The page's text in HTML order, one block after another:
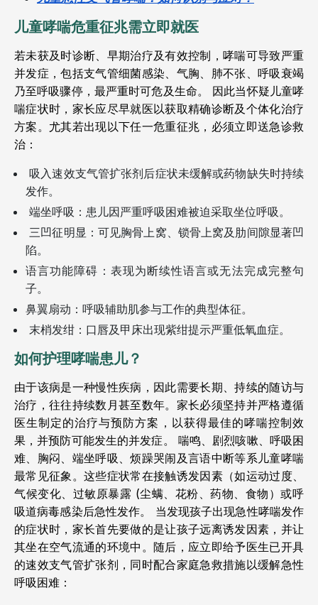
儿童哮喘危重征兆需立即就医
若未获及时诊断、早期治疗及有效控制，哮喘可导致严重
并发症，包括支气管细菌感染、气胸、肺不张、呼吸衰竭
乃至呼吸骤停，最严重时可危及生命。
因此当怀疑儿童哮
喘症状时，家长应尽早就医以获取精确诊断及个体化治疗
方案。尤其若出现以下任一危重征兆，必须立即送急诊救
治：
吸入速效支气管扩张剂后症状未缓解或药物缺失时持续
发作。
端坐呼吸：患儿因严重呼吸困难被迫采取坐位呼吸。
三凹征明显：可见胸骨上窝、锁骨上窝及肋间隙显著凹
陷。
语言功能障碍：表现为断续性语言或无法完成完整句
子。
鼻翼扇动：呼吸辅助肌参与工作的典型体征。
末梢发绀：口唇及甲床出现紫绀提示严重低氧血症。
如何护理哮喘患儿？
由于该病是一种慢性疾病，因此需要长期、持续的随访与
治疗，往往持续数月甚至数年。家长必须坚持并严格遵循
医生制定的治疗与预防方案，以获得最佳的哮喘控制效
果，并预防可能发生的并发症。
喘鸣、剧烈咳嗽、呼吸困
难、胸闷、端坐呼吸、烦躁哭闹及言语中断等系儿童哮喘
最常见征象。这些症状常在接触诱发因素（如运动过度、
气候变化、过敏原暴露 (尘螨、花粉、药物、食物）或呼
吸道病毒感染后急性发作。
当发现孩子出现急性哮喘发作
的症状时，家长首先要做的是让孩子远离诱发因素，并让
其坐在空气流通的环境中。随后，应立即给予医生已开具
的速效支气管扩张剂，同时配合家庭急救措施以缓解急性
呼吸困难：